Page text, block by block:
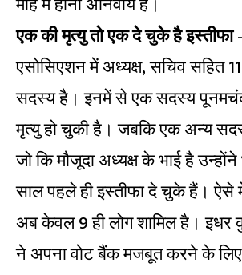
एक की मृत्यु तो एक दे चुके है इस्तीफा
एसोसिएशन में अध्यक्ष, सचिव सहित 11
सदस्य है। इनमें से एक सदस्य
मृत्यु हो चुकी है। जबकि एक अन्य
जो कि मौजूदा अध्यक्ष के भाई है
साल पहले ही इस्तीफा दे चुके हैं। ऐसे में
अब केवल 9 ही लोग शामिल है। इधर
ने अपना वोट बैंक मजबूत करने के